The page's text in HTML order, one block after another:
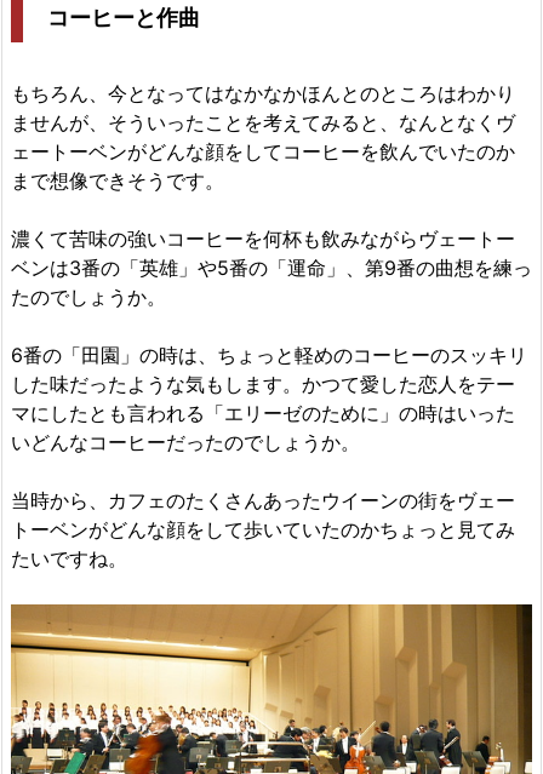
コーヒーと作曲
もちろん、今となってはなかなかほんとのところはわかり
ませんが、そういったことを考えてみると、なんとなくヴ
ェートーベンがどんな顔をしてコーヒーを飲んでいたのか
まで想像できそうです。
濃くて苦味の強いコーヒーを何杯も飲みながらヴェートー
ベンは3番の「英雄」や5番の「運命」、第9番の曲想を練っ
たのでしょうか。
6番の「田園」の時は、ちょっと軽めのコーヒーのスッキリ
した味だったような気もします。かつて愛した恋人をテー
マにしたとも言われる「エリーゼのために」の時はいった
いどんなコーヒーだったのでしょうか。
当時から、カフェのたくさんあったウイーンの街をヴェー
トーベンがどんな顔をして歩いていたのかちょっと見てみ
たいですね。